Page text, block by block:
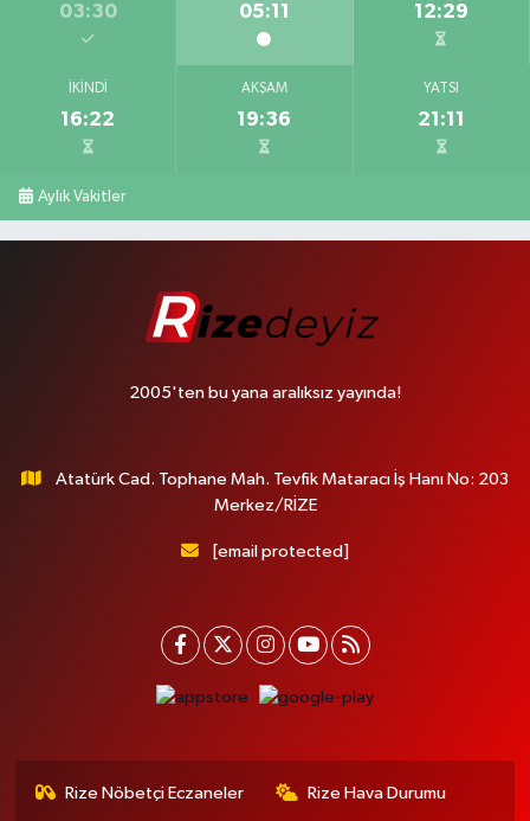
03:30 05:11 12:29
İKINDI
16:22
AKŞAM
19:36
YATSI
21:11
Aylık Vakitler
2005'ten bu yana aralıksız yayında!
Atatürk Cad. Tophane Mah. Tevfik Mataracı İş Hanı No: 203
Merkez/RİZE
[email protected]
Rize Nöbetçi Eczaneler Rize Hava Durumu